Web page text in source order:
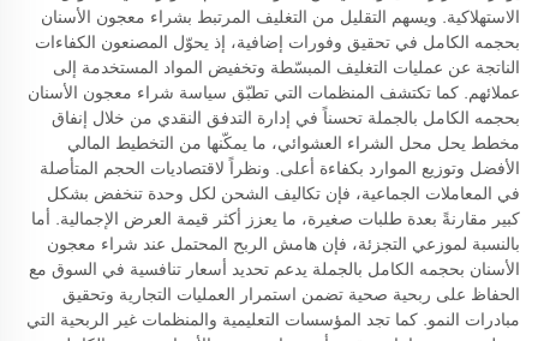
الاستهلاكية. ويسهم التقليل من التغليف المرتبط بشراء معجون الأسنان
بحجمه الكامل في تحقيق وفورات إضافية، إذ يحوّل المصنعون الكفاءات
الناتجة عن عمليات التغليف المبسّطة وتخفيض المواد المستخدمة إلى
عملائهم. كما تكتشف المنظمات التي تطبّق سياسة شراء معجون الأسنان
بحجمه الكامل بالجملة تحسناً في إدارة التدفق النقدي من خلال إنفاق
مخطط يحل محل الشراء العشوائي، ما يمكّنها من التخطيط المالي
الأفضل وتوزيع الموارد بكفاءة أعلى. ونظراً لاقتصاديات الحجم المتأصلة
في المعاملات الجماعية، فإن تكاليف الشحن لكل وحدة تنخفض بشكل
كبير مقارنةً بعدة طلبات صغيرة، ما يعزز أكثر قيمة العرض الإجمالية. أما
بالنسبة لموزعي التجزئة، فإن هامش الربح المحتمل عند شراء معجون
الأسنان بحجمه الكامل بالجملة يدعم تحديد أسعار تنافسية في السوق مع
الحفاظ على ربحية صحية تضمن استمرار العمليات التجارية وتحقيق
مبادرات النمو. كما تجد المؤسسات التعليمية والمنظمات غير الربحية التي